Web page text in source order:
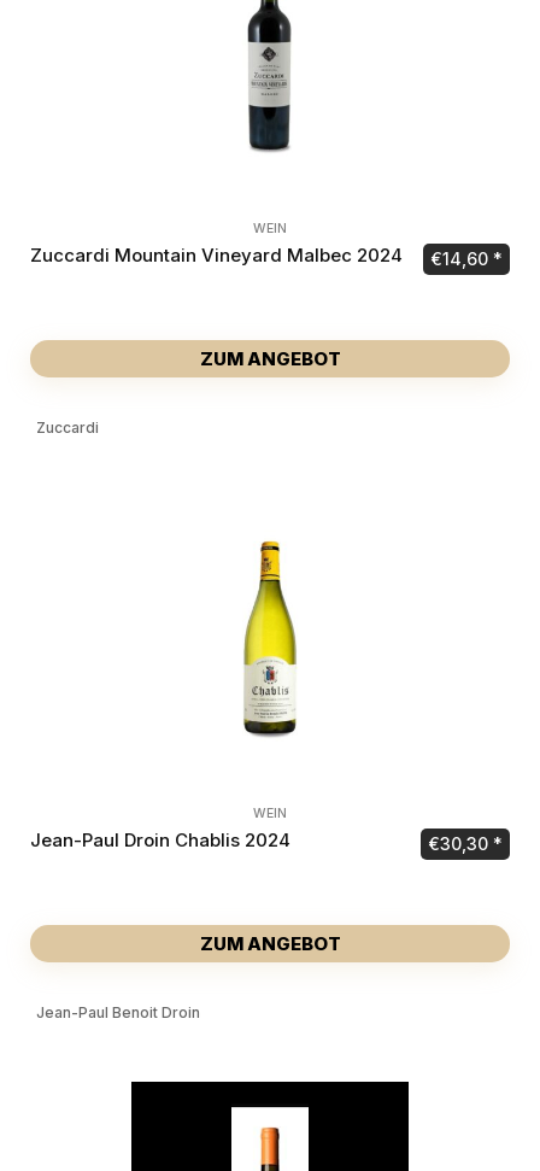
WEIN
Zuccardi Mountain Vineyard Malbec 2024 €14,60
ZUM ANGEBOT
Zuccardi
WEIN
Jean-Paul Droin Chablis 2024 €30,30
ZUM ANGEBOT
Jean-Paul Benoit Droin